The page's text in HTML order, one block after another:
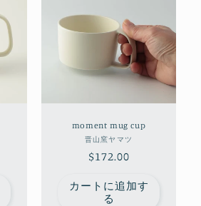
moment mug cup
販
売
晋山窯ヤマツ
通
価
$172.00
カートに追加す
る